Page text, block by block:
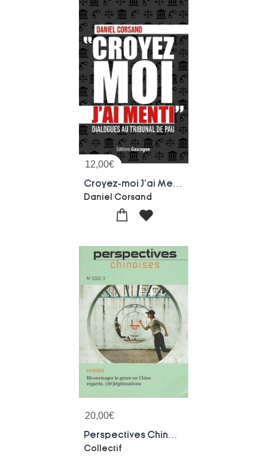
12,00€
Daniel Corsand
20,00€
Collectif